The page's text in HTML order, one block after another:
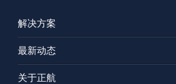
解决方案
最新动态
关于正航